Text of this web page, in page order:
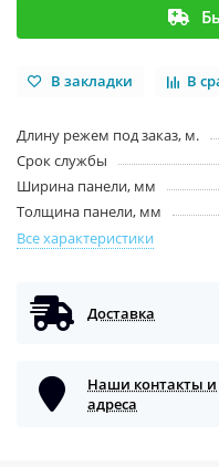
В закладки В
Длину режем под заказ, м.
Срок службы
Ширина панели, мм
Толщина панели, мм
Все характеристики
Доставка
Наши контакты и
адреса